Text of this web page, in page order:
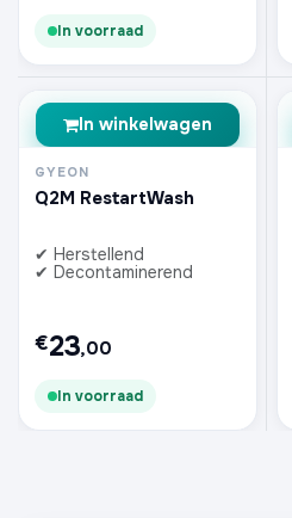
In voorraad
In winkelwagen
GYEON
Q2M RestartWash
✔ Herstellend
✔ Decontaminerend
€23,00
In voorraad